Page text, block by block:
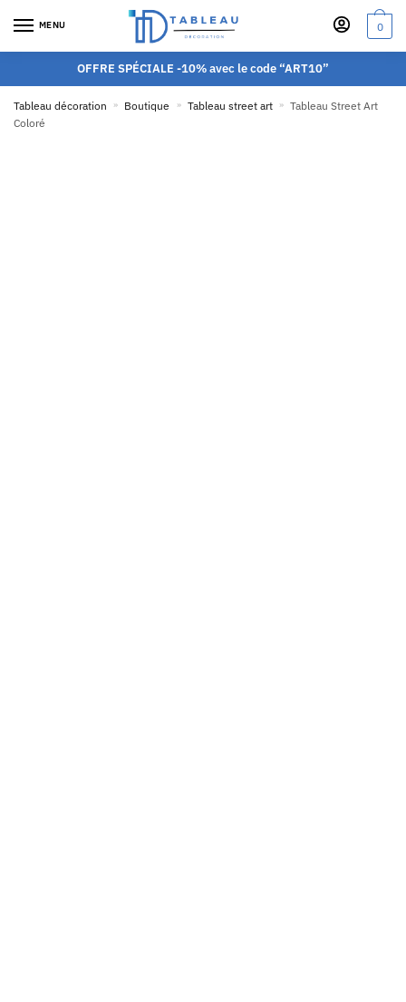
MENU 0
OFFRE SPÉCIALE -10% avec le code “ART10”
Tableau décoration » Boutique » Tableau street art » Tableau Street Art
Coloré